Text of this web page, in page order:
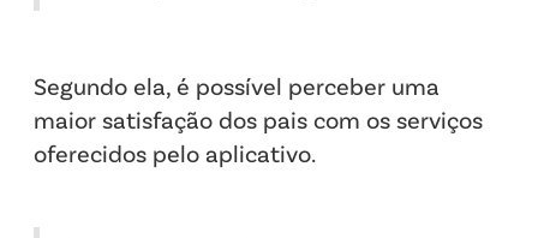
Segundo ela, é possível perceber uma
maior satisfação dos pais com os serviços
oferecidos pelo aplicativo.